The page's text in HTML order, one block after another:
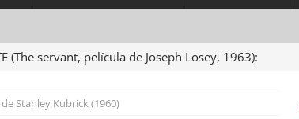
(The servant, película de Joseph Losey, 1963):
INFINITO, por Baruch de Spinoza (Carta de
de Stanley Kubrick (1960)